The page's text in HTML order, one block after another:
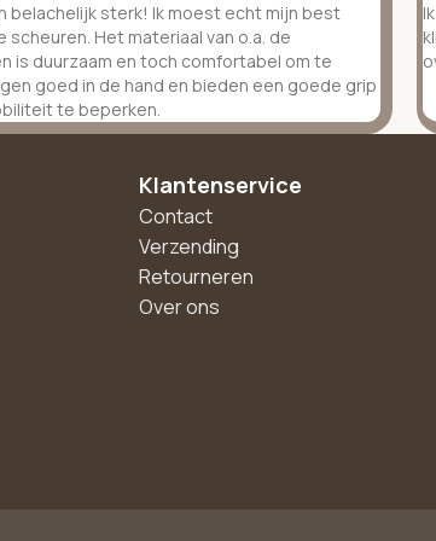
belachelijk sterk! Ik moest echt mijn best
scheuren. Het materiaal van o.a. de
is duurzaam en toch comfortabel om te
goed in de hand en bieden een goede grip
te beperken.
Klantenservice
Contact
Verzending
Retourneren
Over ons